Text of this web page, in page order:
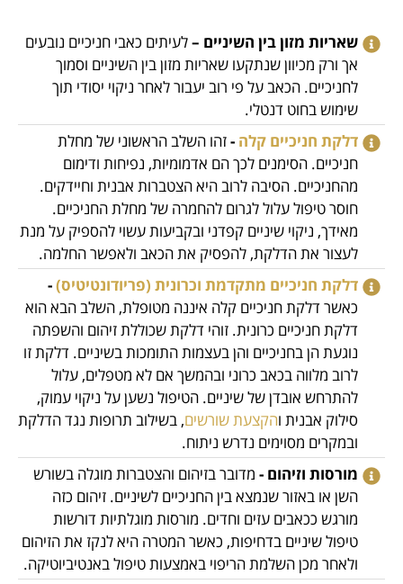
שאריות מזון בין השיניים –לעיתים כאבי חניכיים נובעים
אך ורק מכיוון שנתקעו שאריות מזון בין השיניים וסמוך
לחניכיים. הכאב על פי רוב יעבור לאחר ניקוי יסודי תוך
שימוש בחוט דנטלי.
דלקת חניכיים קלה -זהו השלב הראשוני של מחלת
חניכיים. הסימנים לכך הם אדמומיות, נפיחות ודימום
מהחניכיים. הסיבה לרוב היא הצטברות אבנית וחיידקים.
חוסר טיפול עלול לגרום להחמרה של מחלת החניכיים.
מאידך, ניקוי שיניים קפדני ובקביעות עשוי להספיק על מנת
לעצור את הדלקת, להפסיק את הכאב ולאפשר החלמה.
דלקת חניכיים מתקדמת וכרונית (פריודונטיטיס)-
כאשר דלקת חניכיים קלה איננה מטופלת, השלב הבא הוא
דלקת חניכיים כרונית. זוהי דלקת שכוללת זיהום והשפתה
נוגעת הן בחניכיים והן בעצמות התומכות בשיניים. דלקת זו
לרוב מלווה בכאב כרוני ובהמשך אם לא מטפלים, עלול
להתרחש אובדן של שיניים. הטיפול נשען על ניקוי עמוק,
סילוק אבנית והקצעת שורשים, בשילוב תרופות נגד הדלקת
ובמקרים מסוימים נדרש ניתוח.
מורסות וזיהום - מדובר בזיהום והצטברות מוגלה בשורש
השן או באזור שנמצא בין החניכיים לשיניים. זיהום כזה
מורגש ככאבים עזים וחדים. מורסות מוגלתיות דורשות
טיפול שיניים בדחיפות, כאשר המטרה היא לנקז את הזיהום
ולאחר מכן השלמת הריפוי באמצעות טיפול באנטיביוטיקה.